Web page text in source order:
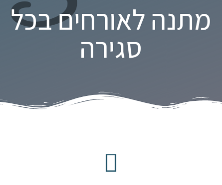
מתנה לאורחים בכל
סגירה